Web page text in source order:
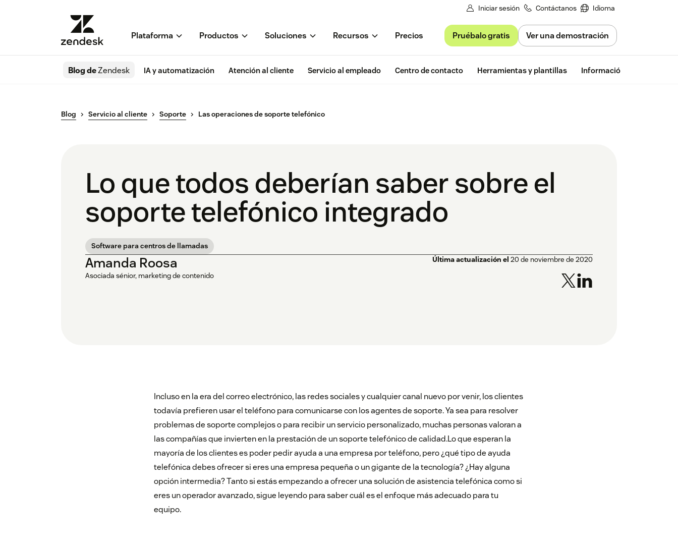
Iniciar sesión Contáctanos Idioma
Plataforma Productos Soluciones Recursos Precios Pruébalo gratis Ver una demostración
Blog deZendesk IA y automatización Atención al cliente Servicio al empleado Centro de contacto Herramientas y plantillas Información de Zendesk
Blog Servicio al cliente Soporte Las operaciones de soporte telefónico
Lo que todos deberían saber sobre el
soporte telefónico integrado
Software para centros de llamadas
Amanda Roosa
Asociada sénior, marketing de contenido
Última actualización el 20 de noviembre de 2020
Incluso en la era del correo electrónico, las redes sociales y cualquier canal nuevo por venir, los clientes
todavía prefieren usar el teléfono para comunicarse con los agentes de soporte. Ya sea para resolver
problemas de soporte complejos o para recibir un servicio personalizado, muchas personas valoran a
las compañías que invierten en la prestación de un soporte telefónico de calidad.Lo que esperan la
mayoría de los clientes es poder pedir ayuda a una empresa por teléfono, pero ¿qué tipo de ayuda
telefónica debes ofrecer si eres una empresa pequeña o un gigante de la tecnología? ¿Hay alguna
opción intermedia? Tanto si estás empezando a ofrecer una solución de asistencia telefónica como si
eres un operador avanzado, sigue leyendo para saber cuál es el enfoque más adecuado para tu
equipo.